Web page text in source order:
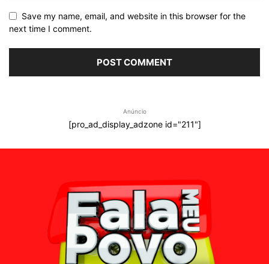
Save my name, email, and website in this browser for the
next time I comment.
Anúncio
[pro_ad_display_adzone id="211"]